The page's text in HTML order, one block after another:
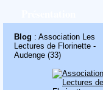
Blog : Association Les
Lectures de Florinette -
Audenge (33)